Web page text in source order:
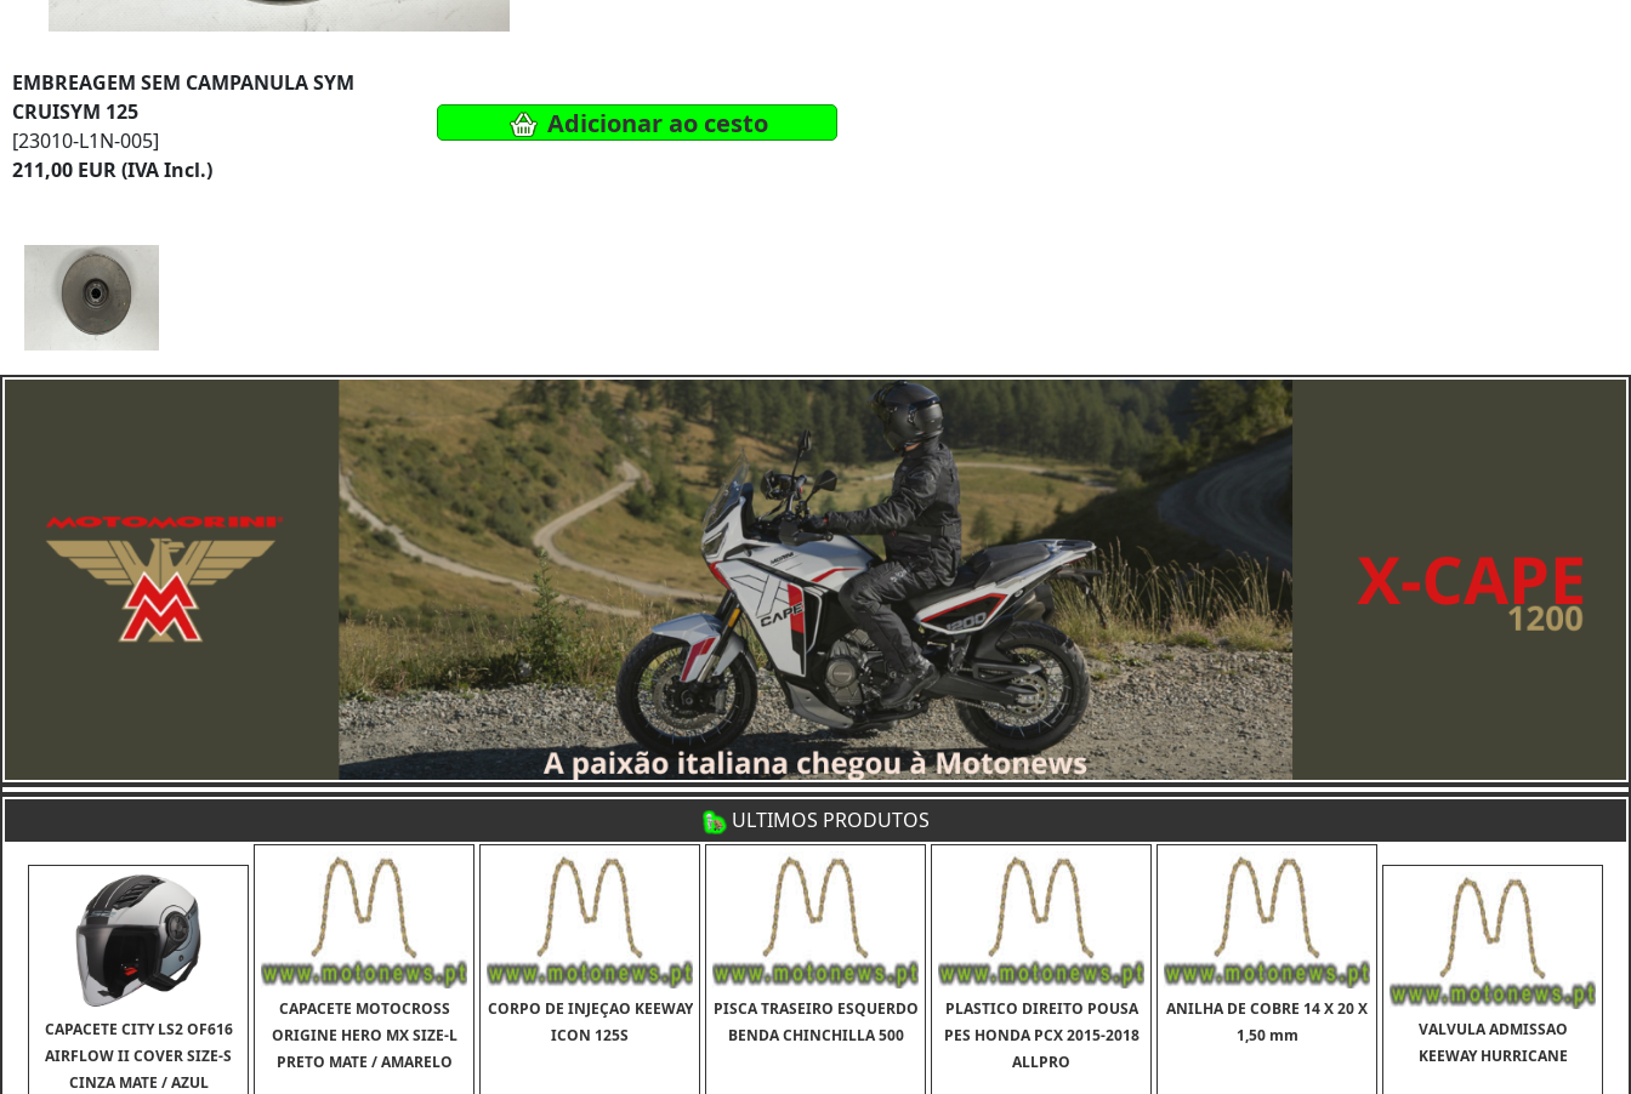
EMBREAGEM SEM CAMPANULA SYM
CRUISYM 125
[23010-L1N-005]
211,00 EUR (IVA Incl.)
Adicionar ao cesto
ULTIMOS PRODUTOS
CAPACETE CITY LS2 OF616
AIRFLOW II COVER SIZE-S
CINZA MATE / AZUL
CAPACETE MOTOCROSS
ORIGINE HERO MX SIZE-L
PRETO MATE / AMARELO
CORPO DE INJEÇAO KEEWAY
ICON 125S
PISCA TRASEIRO ESQUERDO
BENDA CHINCHILLA 500
PLASTICO DIREITO POUSA
PES HONDA PCX 2015-2018
ALLPRO
ANILHA DE COBRE 14 X 20 X
1,50 mm
VALVULA ADMISSAO
KEEWAY HURRICANE